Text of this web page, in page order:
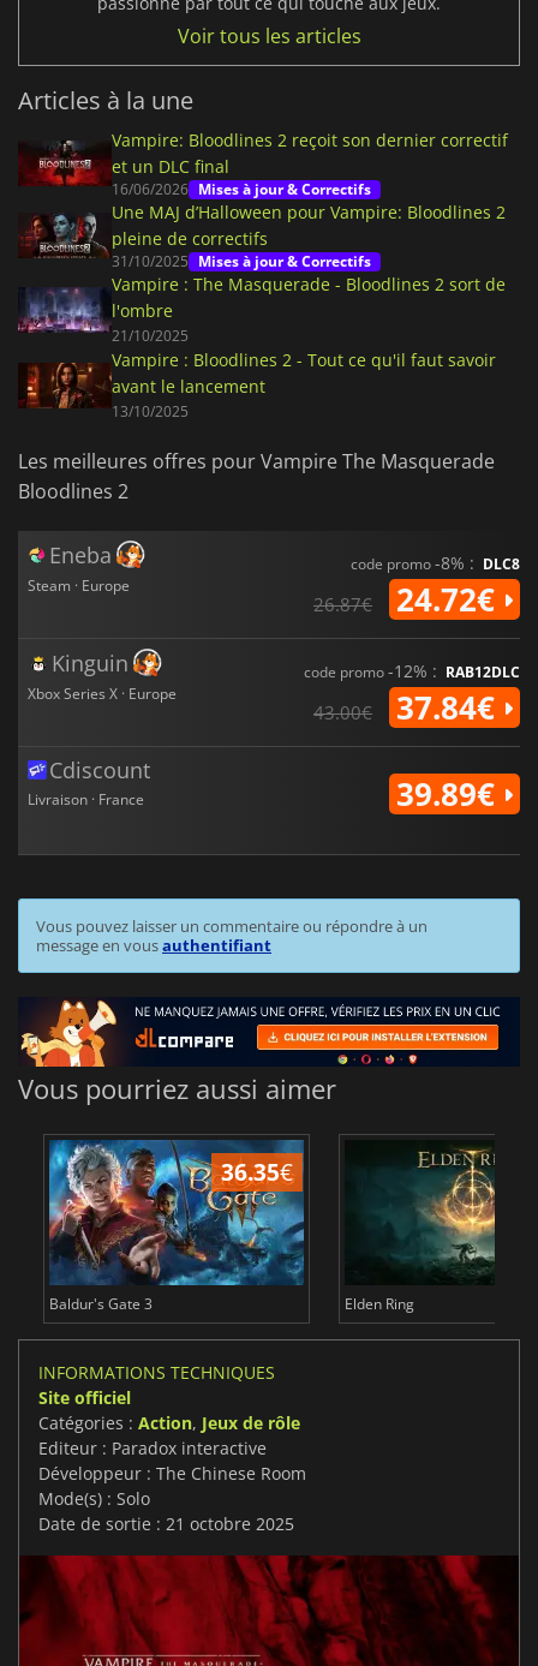
Voir tous les articles
Articles à la une
Vampire: Bloodlines 2 reçoit son dernier correctif
et un DLC final
16/06/2026 Mises à jour & Correctifs
Une MAJ d’Halloween pour Vampire: Bloodlines 2
pleine de correctifs
31/10/2025 Mises à jour & Correctifs
Vampire : The Masquerade - Bloodlines 2 sort de
l'ombre
21/10/2025
Vampire : Bloodlines 2 - Tout ce qu'il faut savoir
avant le lancement
13/10/2025
Les meilleures offres pour Vampire The Masquerade
Bloodlines 2
Eneba
Steam · Europe
code promo-8% : DLC8
26.87€ 24.72€
Kinguin
Xbox Series X · Europe
code promo-12% : RAB12DLC
43.00€ 37.84€
Cdiscount
Livraison · France 39.89€
Vous pouvez laisser un commentaire ou répondre à un
message en vousauthentifiant
Vous pourriez aussi aimer
36.35€
Baldur's Gate 3 Elden Ring
INFORMATIONS TECHNIQUES
Site officiel
Catégories : Action, Jeux de rôle
Editeur : Paradox interactive
Développeur : The Chinese Room
Mode(s) : Solo
Date de sortie : 21 octobre 2025